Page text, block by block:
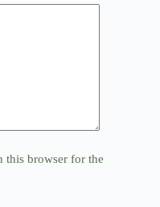
this browser for the